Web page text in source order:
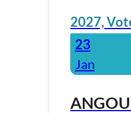
2027,
23
Jan